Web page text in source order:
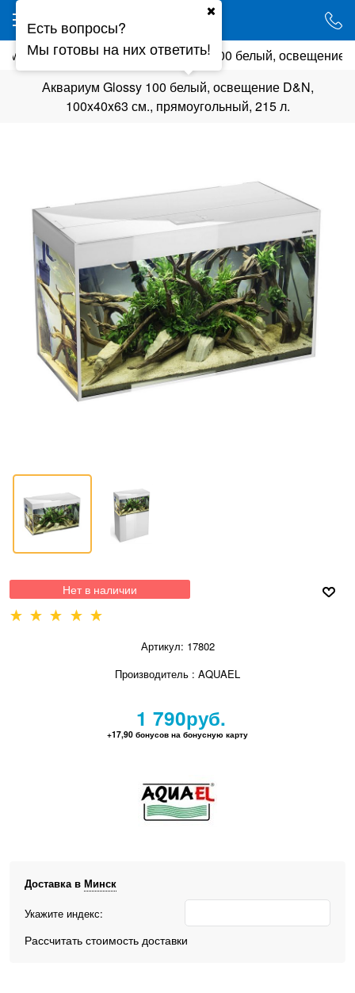
AquaEl
Аквариум Glossy 100 белый, освещение
Аквариум Glossy 100 белый, освещение D&N,
100x40x63 см., прямоугольный, 215 л.
Нет в наличии
Артикул: 17802
Производитель : AQUAEL
1 790руб.
+17,90 бонусов на бонусную карту
Доставка в Минск
Укажите индекс:
Рассчитать стоимость доставки
Есть вопросы?
Мы готовы на них ответить!
Ваш город - Минск,
угадали?
ДА НЕТ